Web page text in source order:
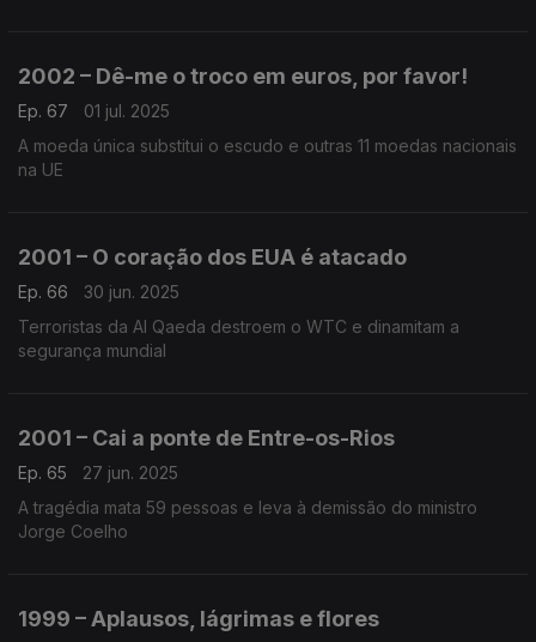
2002 – Dê-me o troco em euros, por favor!
Ep. 67
01 jul. 2025
A moeda única substitui o escudo e outras 11 moedas nacionais
na UE
2001 – O coração dos EUA é atacado
Ep. 66
30 jun. 2025
Terroristas da Al Qaeda destroem o WTC e dinamitam a
segurança mundial
2001 – Cai a ponte de Entre-os-Rios
Ep. 65
27 jun. 2025
A tragédia mata 59 pessoas e leva à demissão do ministro
Jorge Coelho
1999 – Aplausos, lágrimas e flores